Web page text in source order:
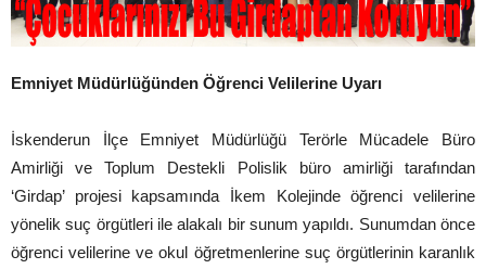
Emniyet Müdürlüğünden Öğrenci Velilerine Uyarı
İskenderun İlçe Emniyet Müdürlüğü Terörle Mücadele Büro
Amirliği ve Toplum Destekli Polislik büro amirliği tarafından
‘Girdap’ projesi kapsamında İkem Kolejinde öğrenci velilerine
yönelik suç örgütleri ile alakalı bir sunum yapıldı. Sunumdan önce
öğrenci velilerine ve okul öğretmenlerine suç örgütlerinin karanlık